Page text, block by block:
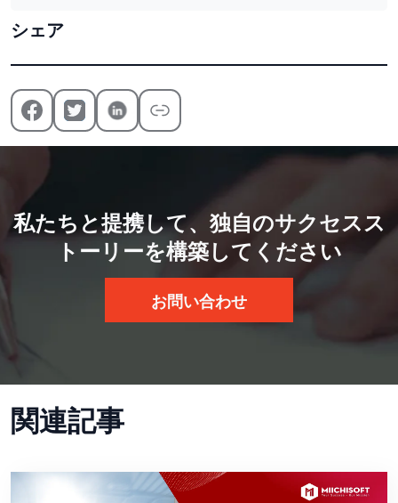
シェア
私たちと提携して、独自のサクセスス
トーリーを構築してください
お問い合わせ
関連記事